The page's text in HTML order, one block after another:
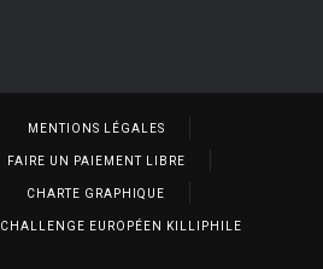
MENTIONS LÉGALES
FAIRE UN PAIEMENT LIBRE
CHARTE GRAPHIQUE
CHALLENGE EUROPÉEN KILLIPHILE